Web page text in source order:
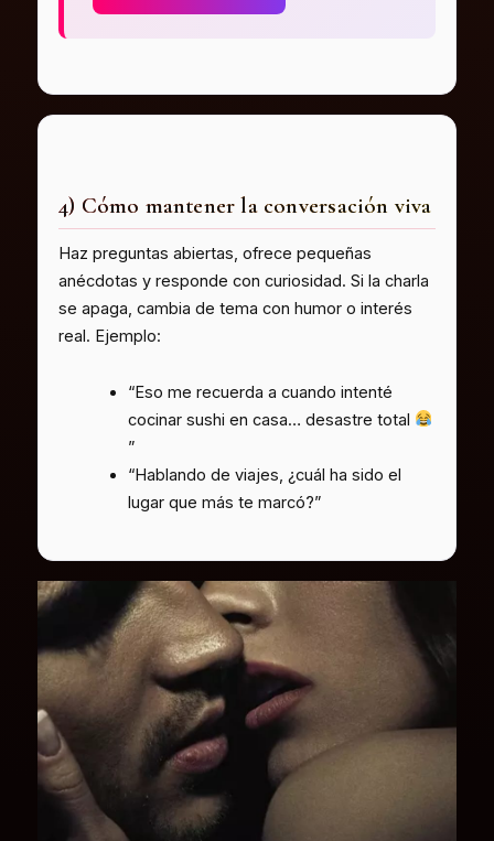
4) Cómo mantener la conversación viva
Haz preguntas abiertas, ofrece pequeñas
anécdotas y responde con curiosidad. Si la charla
se apaga, cambia de tema con humor o interés
real. Ejemplo:
“Eso me recuerda a cuando intenté
cocinar sushi en casa… desastre total
”
“Hablando de viajes, ¿cuál ha sido el
lugar que más te marcó?”